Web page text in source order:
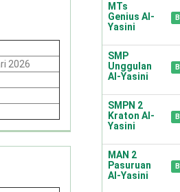
2026
MTs
Genius Al-
Yasini
SMP
Unggulan
Al-Yasini
SMPN 2
Kraton Al-
Yasini
MAN 2
Pasuruan
Al-Yasini